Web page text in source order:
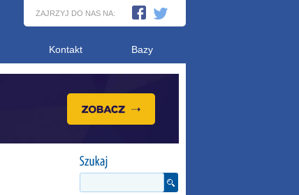
ZAJRZYJ DO NAS NA:
Kontakt Bazy